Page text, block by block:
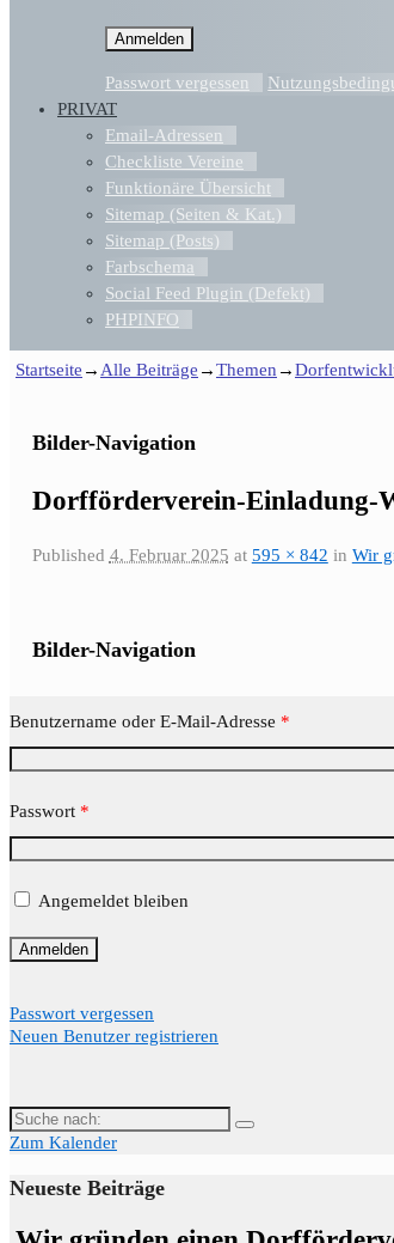
Passwort vergessen
PRIVAT
Email-Adressen
Checkliste Vereine
Funktionäre Übersicht
Sitemap (Seiten & Kat.)
Sitemap (Posts)
Farbschema
Social Feed Plugin (Defekt)
PHPINFO
Startseite → Alle Beiträge →Themen →
Bilder-Navigation
Dorfförderverein-Einladung-
Published 4. Februar 2025 at 595 × 842 in Wir
Bilder-Navigation
Benutzername oder E-Mail-Adresse *
Passwort *
Angemeldet bleiben
Passwort vergessen
Neuen Benutzer registrieren
Suche
nach:
Zum Kalender
Neueste Beiträge